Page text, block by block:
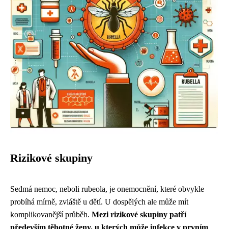
Rizikové skupiny
Sedmá nemoc, neboli rubeola, je onemocnění, které obvykle
probíhá mírně, zvláště u dětí. U dospělých ale může mít
komplikovanější průběh. Mezi rizikové skupiny patří
především těhotné ženy, u kterých může infekce v prvním